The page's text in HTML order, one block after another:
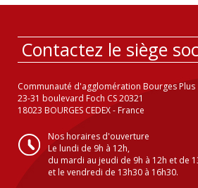
Contactez le siège
Communauté d'agglomération Bourges Plus
23-31 boulevard Foch CS 20321
18023 BOURGES CEDEX - France
Nos horaires d'ouverture
Le lundi de 9h à 12h,
du mardi au jeudi de 9h à 12h et de
et le vendredi de 13h30 à 16h30.